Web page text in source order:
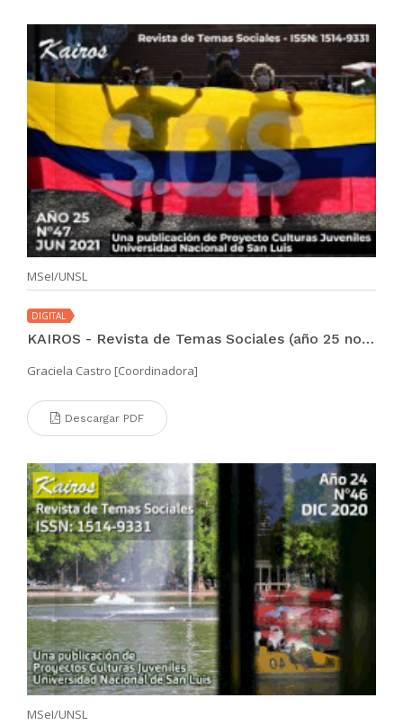
MSeI/UNSL
DIGITAL
KAIROS - Revista de Temas Sociales (año 25 no. 47 jun 2021)
Graciela Castro [Coordinadora]
Descargar PDF
MSeI/UNSL